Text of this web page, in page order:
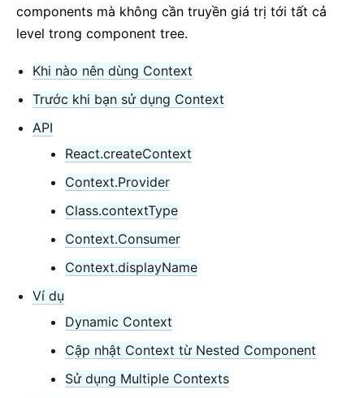
components mà không cần truyền giá trị tới tất cả
level trong component tree.
Khi nào nên dùng Context
Trước khi bạn sử dụng Context
API
React.createContext
Context.Provider
Class.contextType
Context.Consumer
Context.displayName
Ví dụ
Dynamic Context
Cập nhật Context từ Nested Component
Sử dụng Multiple Contexts
5. State Và Vòng Đời
6. Xử lý Events
8. Lists Và Keys
9. Forms
10. Chuyển State Lên
11. Kết Hợp Và Kế Thừa
HƯỚNG DẪN NÂNG CAO
Khả năng tiếp cận
Code-Splitting
Context
Error Boundaries
Phân Mảnh
Higher-Order Components